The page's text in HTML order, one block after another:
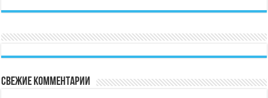
Свежие комментарии